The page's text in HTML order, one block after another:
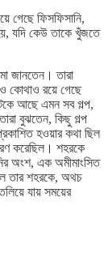
গেছে ফিসফিসানি,
যদি কেউ তাকে খুঁজতে
জানতেন। তারা
কোথাও রয়ে গেছে
আছে এমন সব গল্প,
বুঝতেন, কিছু গল্প
হওয়ার কথা ছিল
করেছিল। শহরকে
অংশ, এক অমীমাংসিত
তার শহরকে, অথচ
যায় সময়ের